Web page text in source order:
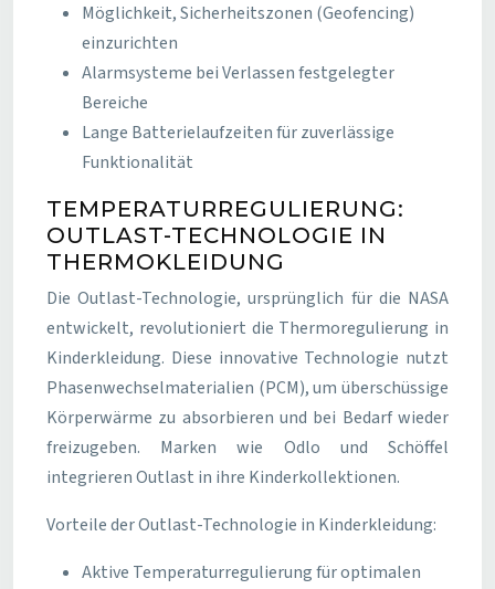
Möglichkeit, Sicherheitszonen (Geofencing)
einzurichten
Alarmsysteme bei Verlassen festgelegter
Bereiche
Lange Batterielaufzeiten für zuverlässige
Funktionalität
TEMPERATURREGULIERUNG:
OUTLAST-TECHNOLOGIE IN
THERMOKLEIDUNG
Die Outlast-Technologie, ursprünglich für die NASA
entwickelt, revolutioniert die Thermoregulierung in
Kinderkleidung. Diese innovative Technologie nutzt
Phasenwechselmaterialien (PCM), um überschüssige
Körperwärme zu absorbieren und bei Bedarf wieder
freizugeben. Marken wie Odlo und Schöffel
integrieren Outlast in ihre Kinderkollektionen.
Vorteile der Outlast-Technologie in Kinderkleidung:
Aktive Temperaturregulierung für optimalen